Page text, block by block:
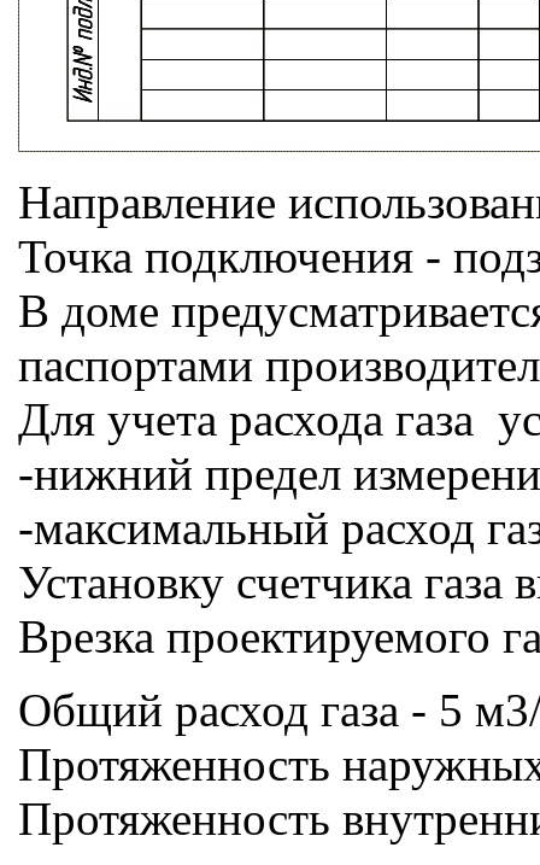
Направление
Точка подключения -
В доме
паспортами
Для учета расхода газа
-нижний предел
-максимальный расход
Установку счетчика
Врезка проектируемого
Общий расход газа - 5
Протяженность
Протяженность